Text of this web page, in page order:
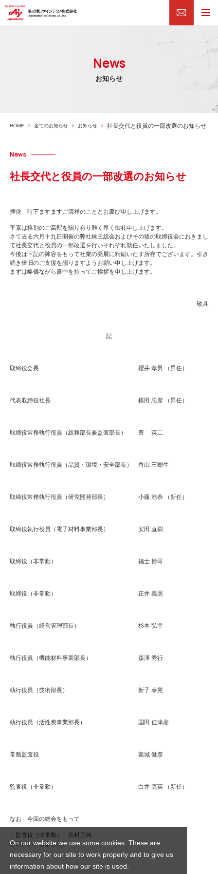
News
お知らせ
HOME 全てのお知らせ お知らせ 社長交代と役員の一部改選のお知らせ
News
社長交代と役員の一部改選のお知らせ
拝啓 時下ますますご清祥のこととお慶び申し上げます。
平素は格別のご高配を賜り有り難く厚く御礼申し上げます。
さて去る六月十九日開催の弊社株主総会およびその後の取締役会におきまし
て社長交代と役員の一部改選を行いそれぞれ就任いたしました。
今後は下記の陣容をもって社業の発展に精励いたす所存でございます。引き
続き倍旧のご支援を賜りますようお願い申し上げます。
まずは略儀ながら書中を持ってご挨拶を申し上げます。
敬具
記
取締役会長 櫻井 孝男 （昇任）
代表取締役社長 横田 忠彦 （昇任）
取締役常務執行役員（総務部長兼監査部長） 豊 英二
取締役常務執行役員（品質・環境・安全部長） 香山 三樹生
取締役常務執行役員（研究開発部長） 小藤 浩恭 （新任）
取締役執行役員（電子材料事業部長） 安田 直樹
取締役（非常勤） 福士 博司
取締役（非常勤） 正井 義照
執行役員（経営管理部長） 杉本 弘幸
執行役員（機能材料事業部長） 森澤 秀行
執行役員（技術部長） 新子 泰憲
執行役員（活性炭事業部長） 国田 佳津彦
常務監査役 葛城 健彦
監査役（非常勤） 白井 克英 （新任）
なお 今回の総会をもって
・監査役（非常勤） 谷村正純
が退任いたしました。
On our website we use some cookies. These are
necessary for our site to work properly and to give us
information about how our site is used.